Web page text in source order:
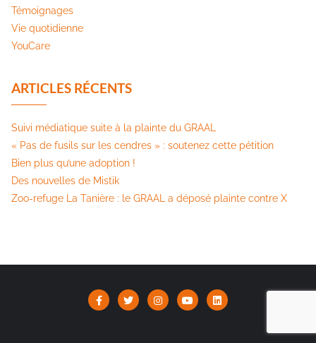
Témoignages
Vie quotidienne
YouCare
ARTICLES RÉCENTS
Suivi médiatique suite à la plainte du GRAAL
« Pas de fusils sur les cendres » : soutenez cette pétition​
Bien plus qu’une adoption !
Des nouvelles de Mistik
Zoo-refuge La Tanière : le GRAAL a déposé plainte contre X